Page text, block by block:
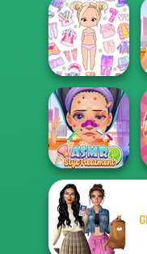
Ghoulish To
Gorgeous Cool
Zomb...
Chibi Doll: Avatar
Creator
ASMR Stye
Treatment